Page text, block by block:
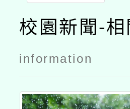
校園新聞-相
information